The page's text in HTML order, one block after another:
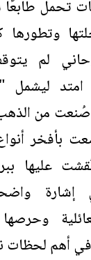
تحمل
وتطورها
لم
بأفخر
عليها
إشارة
في أهم لحظات